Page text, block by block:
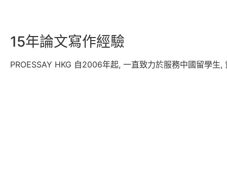
15年論文寫作經驗
PROESSAY HKG 自2006年起, 一直致力於服務中國留學生